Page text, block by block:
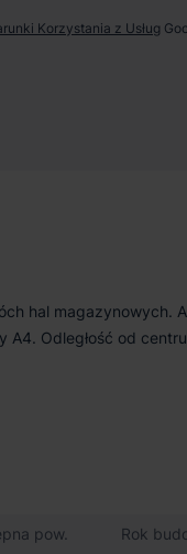
hal magazynowych.
Odległość od
pow. Rok
Korzystania z Usług